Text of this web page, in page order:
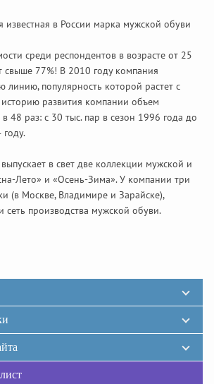
известная в России марка мужской обуви
среди респондентов в возрасте от 25
свыше 77%! В 2010 году компания
линию, популярность которой растет с
развития компании объем
48 раз: с 30 тыс. пар в сезон 1996 года до
в свет две коллекции мужской и
Лето» и «Осень-Зима». У компании три
(в Москве, Владимире и Зарайске),
сеть производства мужской обуви.